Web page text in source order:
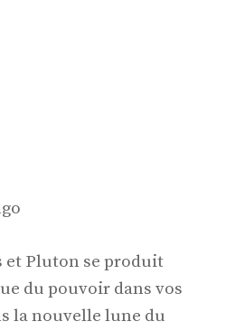
et Pluton se produit
du pouvoir dans vos
la nouvelle lune du